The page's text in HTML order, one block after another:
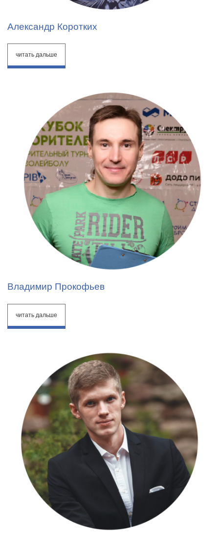
Александр Коротких
читать дальше
Владимир Прокофьев
читать дальше